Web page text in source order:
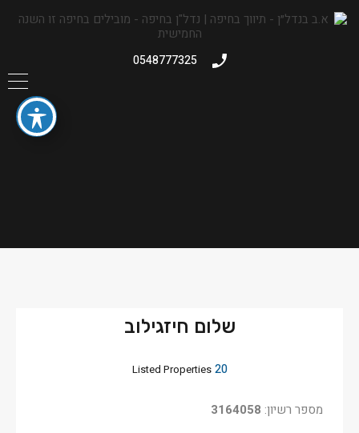
0548777325
שלום חיזגילוב
20
Listed Properties
מספר רשיון: 3164058